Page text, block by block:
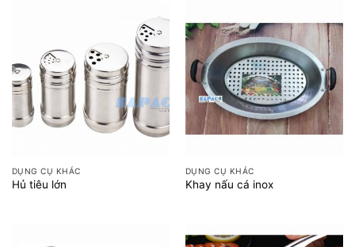
DỤNG CỤ KHÁC
Hủ tiêu lớn
DỤNG CỤ KHÁC
Khay nấu cá inox